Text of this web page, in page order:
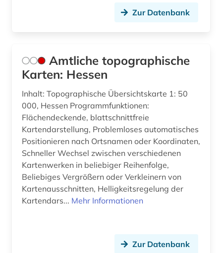
geoinformationssystem (5)
geomechanik (1)
geomorphologie (3)
geophysik (2)
geosphere austria (körperschaft) (1)
geowissenschaften (27)
germanistik (2)
geschichte (52)
Zur Datenbank
Amtliche topographische
Karten: Hessen
Inhalt: Topographische Übersichtskarte 1: 50
000, Hessen Programmfunktionen:
Flächendeckende, blattschnittfreie
Kartendarstellung, Problemloses automatisches
Positionieren nach Ortsnamen oder Koordinaten,
Schneller Wechsel zwischen verschiedenen
Kartenwerken in beliebiger Reihenfolge,
Beliebiges Vergrößern oder Verkleinern von
Kartenausschnitten, Helligkeitsregelung der
Kartendars... Mehr Informationen
Zur Datenbank